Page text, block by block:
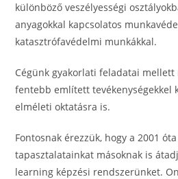
különböző veszélyességi
anyagokkal kapcsolatos
katasztrófavédelmi munkákkal.
Cégünk gyakorlati feladatai
fentebb említett tevékenységekkel
elméleti oktatásra is.
Fontosnak érezzük, hogy a 2001
tapasztalatainkat másoknak is
learning képzési rendszerünket.